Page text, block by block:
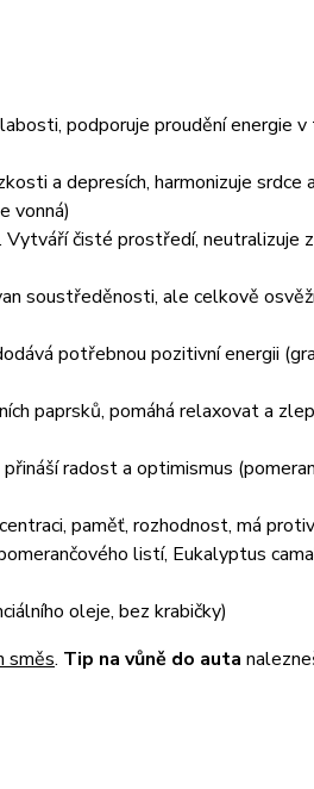
podporuje proudění energie
a depresích, harmonizuje srdce
vonná)
čisté prostředí, neutralizuje
soustředěnosti, ale celkově
potřebnou pozitivní energii
paprsků, pomáhá relaxovat a
radost a optimismus
paměť, rozhodnost, má
listí, Eukalyptus
oleje, bez krabičky)
směs. Tip na vůně do auta